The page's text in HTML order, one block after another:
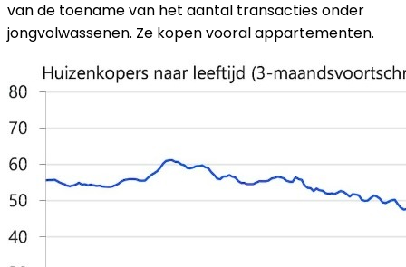
van de toename van het aantal transacties onder
jongvolwassenen. Ze kopen vooral appartementen.